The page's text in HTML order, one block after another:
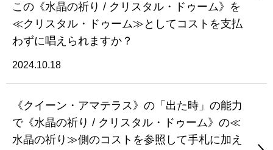
この《水晶の祈り / クリスタル・ドゥーム》を
≪クリスタル・ドゥーム≫としてコストを支払
わずに唱えられますか？
2024.10.18
《クイーン・アマテラス》の「出た時」の能力
で《水晶の祈り / クリスタル・ドゥーム》の≪
水晶の祈り≫側のコストを参照して手札に加え